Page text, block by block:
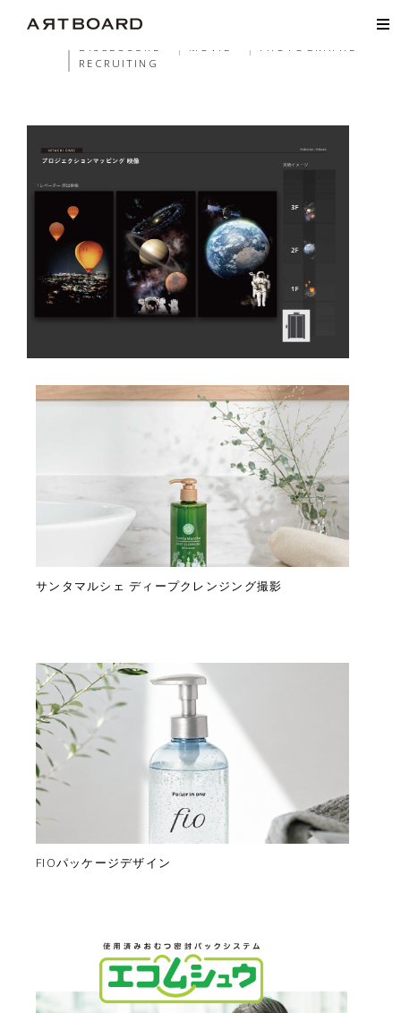
ALL WEB HP
GRAPHIC
DISCLOSURE
MOVIE
PHOTOGRAPHE
RECRUITING
サンタマルシェ ディープクレンジング撮影
FIOパッケージデザイン